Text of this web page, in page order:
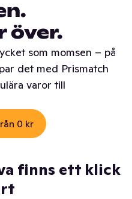
över.
som momsen – på
det med Prismatch
varor till
0 kr
finns ett klick